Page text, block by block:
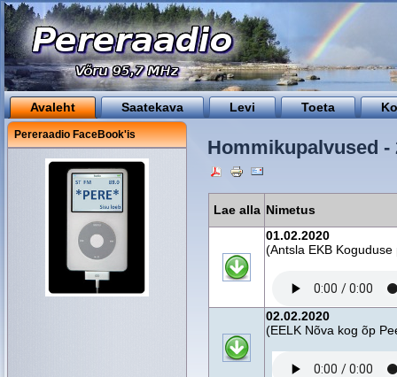
Avaleht Saatekava Levi Toeta
Pereraadio FaceBook'is
Hommikupalvused -
Lae alla Nimetus
01.02.2020
(Antsla EKB
02.02.2020
(EELK Nõva kog õp